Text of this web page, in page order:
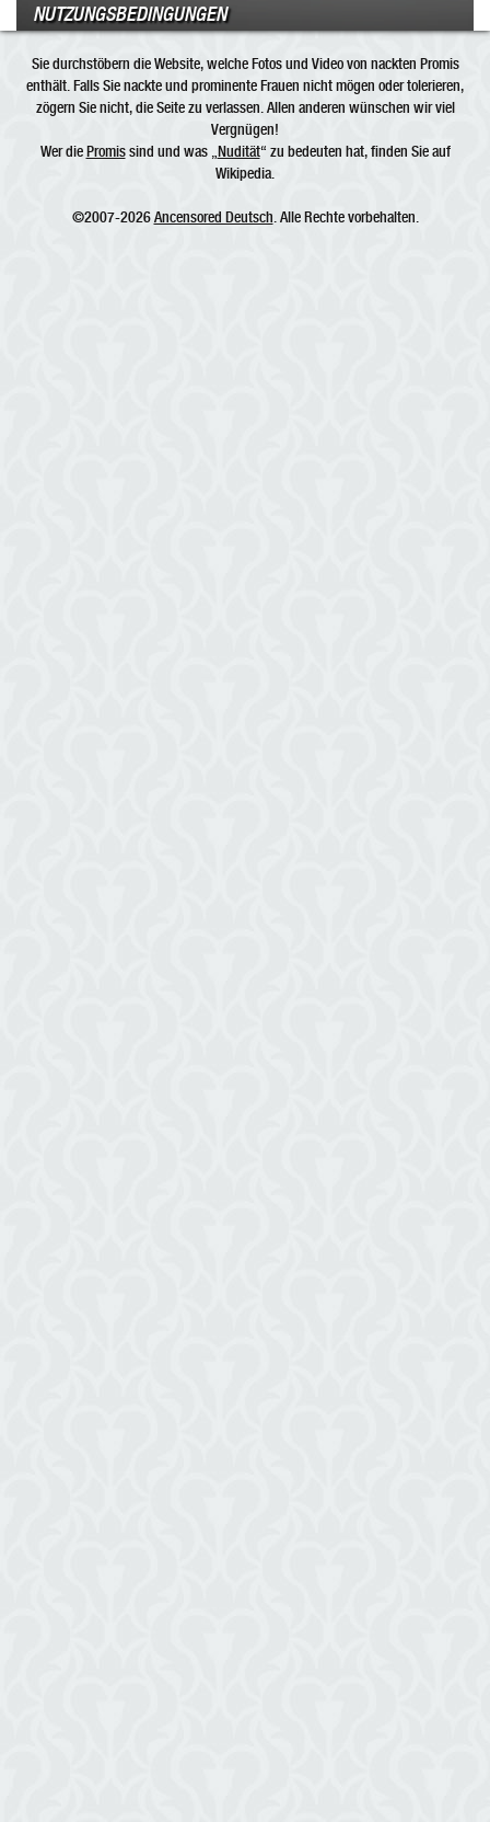
NUTZUNGSBEDINGUNGEN
Sie durchstöbern die Website, welche Fotos und Video von nackten Promis
enthält. Falls Sie nackte und prominente Frauen nicht mögen oder tolerieren,
zögern Sie nicht, die Seite zu verlassen. Allen anderen wünschen wir viel
Vergnügen!
Wer diePromissind und was „ Nudität“ zu bedeuten hat, finden Sie auf
Wikipedia.
©2007-2026Ancensored Deutsch . Alle Rechte vorbehalten.